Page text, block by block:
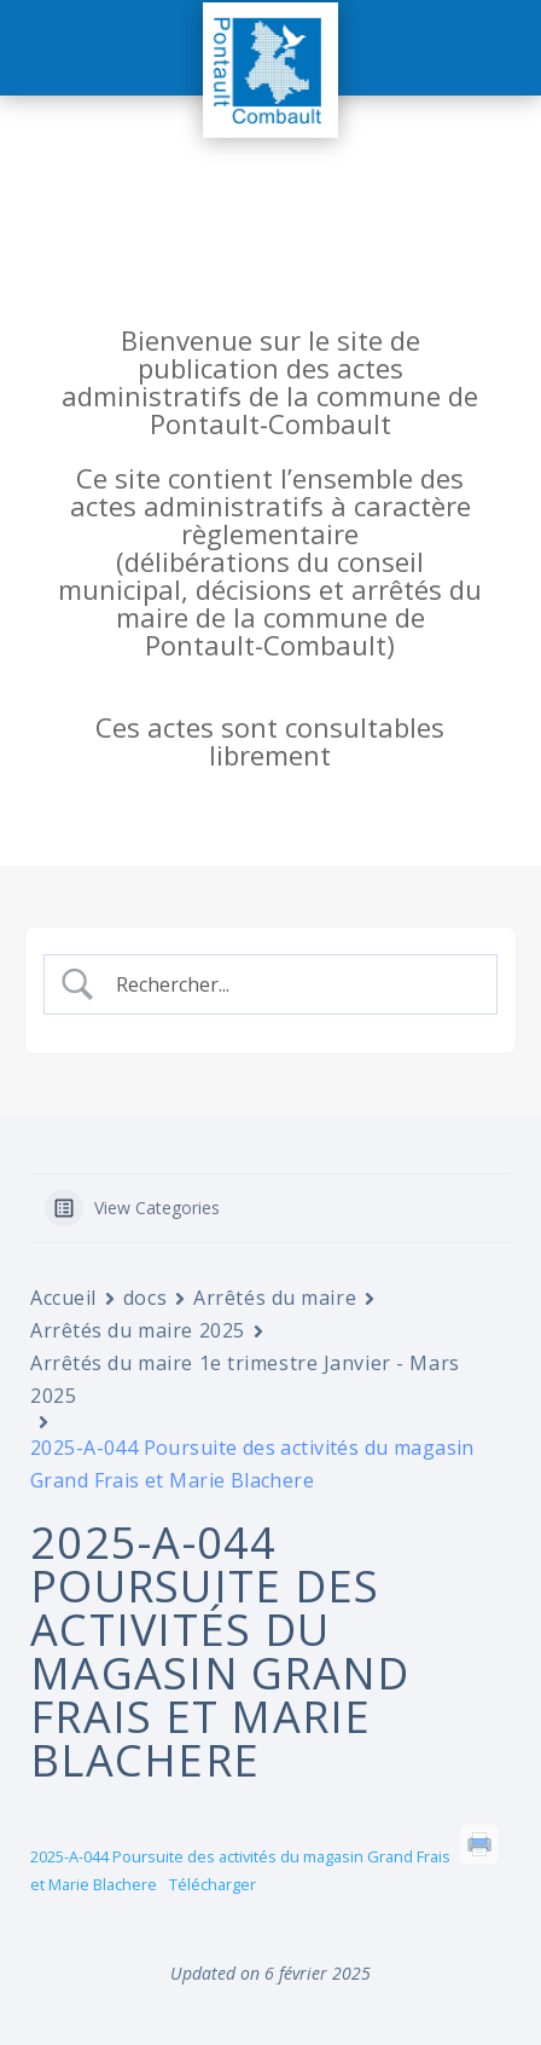
Bienvenue sur le site de
publication des actes
administratifs de la commune de
Pontault-Combault
Ce site contient l’ensemble des
actes administratifs à caractère
règlementaire
(délibérations du conseil
municipal, décisions et arrêtés du
maire de la commune de
Pontault-Combault)
Ces actes sont consultables
librement
View Categories
Accueil docs
Arrêtés du maire
Arrêtés du maire 2025
Arrêtés du maire 1e trimestre Janvier - Mars
2025
2025-A-044 Poursuite des activités du magasin
Grand Frais et Marie Blachere
2025-A-044
POURSUITE DES
ACTIVITÉS DU
MAGASIN GRAND
FRAIS ET MARIE
BLACHERE
2025-A-044 Poursuite des activités du magasin Grand Frais
et Marie Blachere
Télécharger
Updated on 6 février 2025